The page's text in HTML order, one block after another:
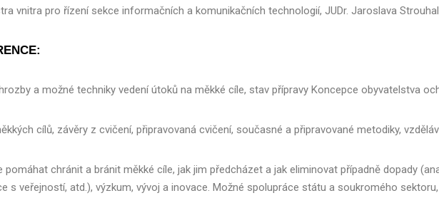
vnitra pro řízení sekce informačních a komunikačních technologií, JUDr. Jaroslava
a možné techniky vedení útoků na měkké cíle, stav přípravy Koncepce obyvatelstva
cílů, závěry z cvičení, připravovaná cvičení, současné a připravované metodiky,
chránit a bránit měkké cíle, jak jim předcházet a jak eliminovat případně dopady
s veřejností, atd.), výzkum, vývoj a inovace. Možné spolupráce státu a soukromého